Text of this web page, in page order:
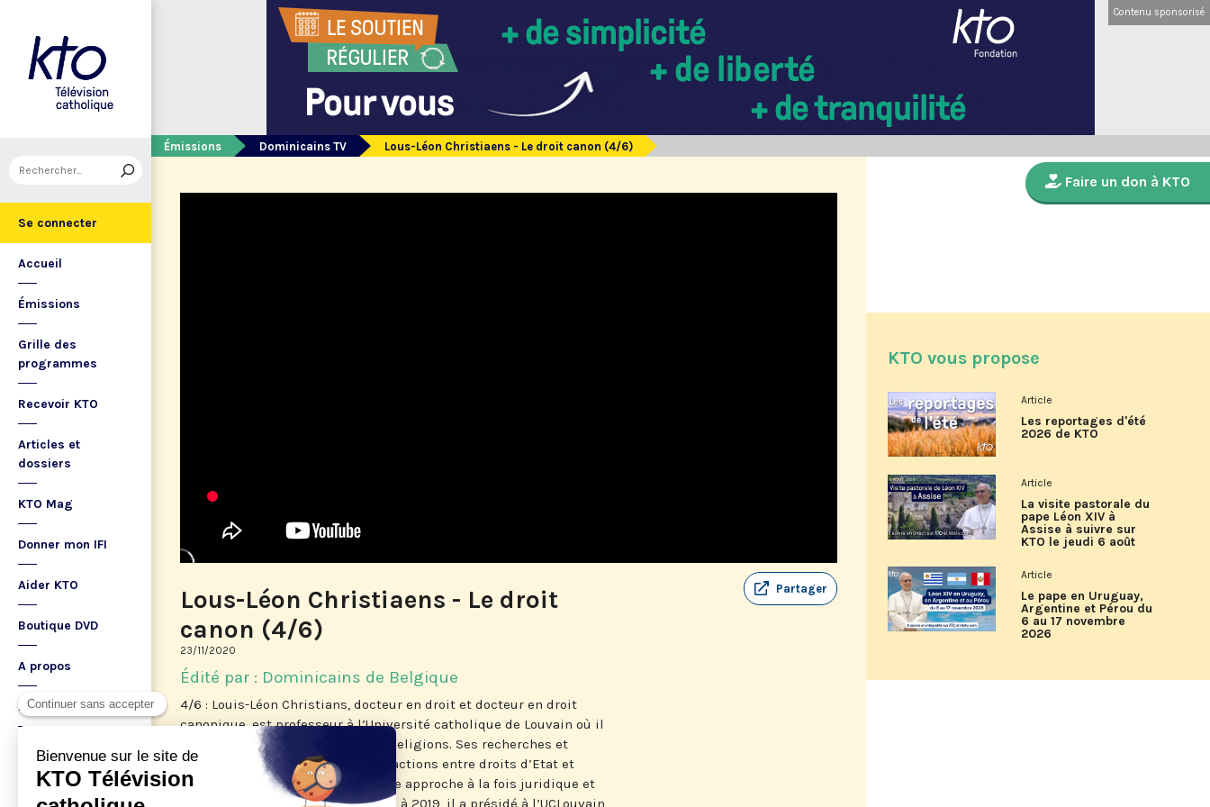
Se connecter
Accueil
Émissions
Grille des
programmes
Recevoir KTO
Articles et
dossiers
KTO Mag
Donner mon IFI
Aider KTO
Boutique DVD
A propos
Ma playlist
Contenu sponsorisé
Émissions Dominicains TV Lous-Léon Christiaens - Le droit canon (4/6)
Lous-Léon Christiaens - Le droit
canon (4/6)
23/11/2020
Édité par : Dominicains de Belgique
Partager
4/6 : Louis-Léon Christians, docteur en droit et docteur en droit
canonique, est professeur à l’Université catholique de Louvain où il
est titulaire de la Chaire Droit & Religions. Ses recherches et
publications portent sur les interactions entre droits d’Etat et
normativités religieuses, dans une approche à la fois juridique et
de sciences des religions. De 2013 à 2019, il a présidé à l’UCLouvain
Faire un don à KTO
KTO vous propose
Article
Les reportages d'été
2026 de KTO
Article
La visite pastorale du
pape Léon XIV à
Assise à suivre sur
KTO le jeudi 6 août
Article
Le pape en Uruguay,
Argentine et Pérou du
6 au 17 novembre
2026